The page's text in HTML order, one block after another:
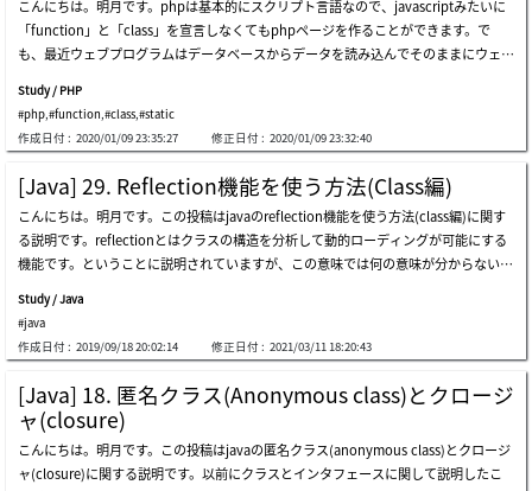
ythonでクラスを使う方法は関数のdef代わりにclassキーワードを使えば生成しま
す。小括弧はクラス継承のためにあることですが、他の投稿で詳しく説明します。ク
ラスはメソッドだけ構成されています。他の言語みたいに変数を宣言することができ
ません。各関数の最初のパラメータはselfで固定になっています。__init__の関数は
初期化関数で他の言語ならコンストラクタということです。コンストラクタは無くて
もクラスを扱うのは問題はないけど、可読性のためにコンストラクタを生成するほう
がいいです。特にメンバー変数はどの関数で宣言しても問題ないですが、コンストラ
クタで初期値
うか？後、プロジェクトが大きくなるほど上のパラメータが増えると言えばどうでし
ょうか？その時には「$obj = new $type.class()」の形で作成したらどうかと思う時
がありますね。それがreflectionです。上の例ではパラメータから「type」を受け取
ってreflectionを利用してクラスを宣言しました。結果はブラウザのアドレスにquer
y stringの「type」に「a」を入れるとaclassのprintを呼出して「aclass」という結果
が表示されました。「type」に「b」を入れるとbclassのprintの関数で「bclass」の
結果が表示されました。reflectionの「getproperties」と「getmethods」の関数で
クラス内部のメンバー変数と関数の構成を確認できます。上の結果を見ると変数には
「data」が表示するし、関数には「print」、「test」、「get」がみえます。アクセ
ス修飾子も関係ずにデータがすべてみえますね。でもアクセス修飾子の情報と関数の
場合はパラメータ返却情報がないですね。実はあるのに、私がまだ知らない状況の可
能性もあります。link - https://www.php.net/manual/en/class.reflectionclass.php
reflectionに関し
こんにちは。明月です。phpは基本的にスクリプト言語なので、javascriptみたいに
「function」と「class」を宣言しなくてもphpページを作ることができます。で
も、最近ウェブプログラムはデータベースからデータを読み込んでそのままにウェブ
タルプログラム形式が多いのでかなり複雑に作成することになります。その時に単純
にデータベースあるいはファイルなどからデータを読み込んで計算しながらウェブペ
ージに掲示すればプログラムがかなり複雑になるし再使用性がたくさん落ちることに
なります。それでfunction(関数)やclass形式な構造が必要です。先、functionの構造
は「java」と「c#」みたいに返却タイプがあることではなく、「javascript」みたい
にないですね。初めからphpは変数宣言する時もデータタイプを宣言することではな
いからだと思いますね。「javascript」と似てるな構造になります。phpでクラスの
構造は一般oopプログラムと似てます。メンバー変数があるし、関数がある構造にな
ります。ここでメンバー変数で「private」というアクセス修飾子を使いました。ク
ラス内部の関数の場合はアクセス修飾子が必須ではないですが、メンバー変数には必
ずアクセス修飾子が必要です。アクセス修飾子は「private」、「protected」、「p
ublic」があります。「private」の場合はインスタント外部でアクセス禁止、「prot
ected」の場合はインスタントの内部、派生クラスの関数だけでアクセスができま
す。「public」の場合はインスタントの外部、内部でとこでもアクセスができます。
区分 アクセス修飾子 説明 アクセス権限 public すべてクラスでアクセスが可能で
す。 private クラス内だけアクセスが可能です。 protected クラスと派生クラス関係
のクラスによってアクセスが可能です。 link - [java スタディ - 11] アクセス修飾子li
Study / PHP
#php #function #class #static
作成日付 : 2020/01/09 23:35:27 修正日付 : 2020/01/09 23:32:40
[Java] 29. Reflection機能を使う方法(Class編)
こんにちは。明月です。この投稿はjavaのreflection機能を使う方法(class編)に関す
る説明です。reflectionとはクラスの構造を分析して動的ローディングが可能にする
機能です。ということに説明されていますが、この意味では何の意味が分からないで
ion.html今までjavaでインスタンスを生成することはnewキーワードを使って生成し
ます。link - [java] 7. クラスを作成する方法(コンストラクタを作成方法)でも、new
キーワードを使わなくてインスタンスを生成する方法があります。結果をみればnod
eクラスのprintを呼び出してコンソールでhello worldの結果が出力しました。上の
例では何処でもnew nodeという実装はありません。reflectionの機能を通ってnode
のインスタンスを生成したことです。そうならnew nodeを使ったら、もっと少ない
ステップでインスタンスを生成することができますが、なぜreflectionを使うことで
しょうか？上の例をみればstringタイプでクラスを探索してインスタンス生成するこ
Study / Java
#java
作成日付 : 2019/09/18 20:02:14 修正日付 : 2021/03/11 18:20:43
[Java] 18. 匿名クラス(Anonymous class)とクロージ
ャ(closure)
こんにちは。明月です。この投稿はjavaの匿名クラス(anonymous class)とクロージ
ャ(closure)に関する説明です。以前にクラスとインタフェースに関して説明したこ